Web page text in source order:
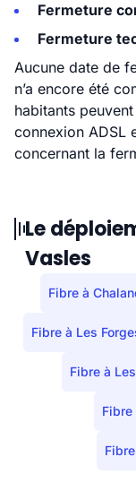
Fermeture
Fermeture
Aucune date de
n’a encore été
habitants
connexion ADSL
concernant la
Le
Vasles
Fibre à
Fibre à Les
Fibre à